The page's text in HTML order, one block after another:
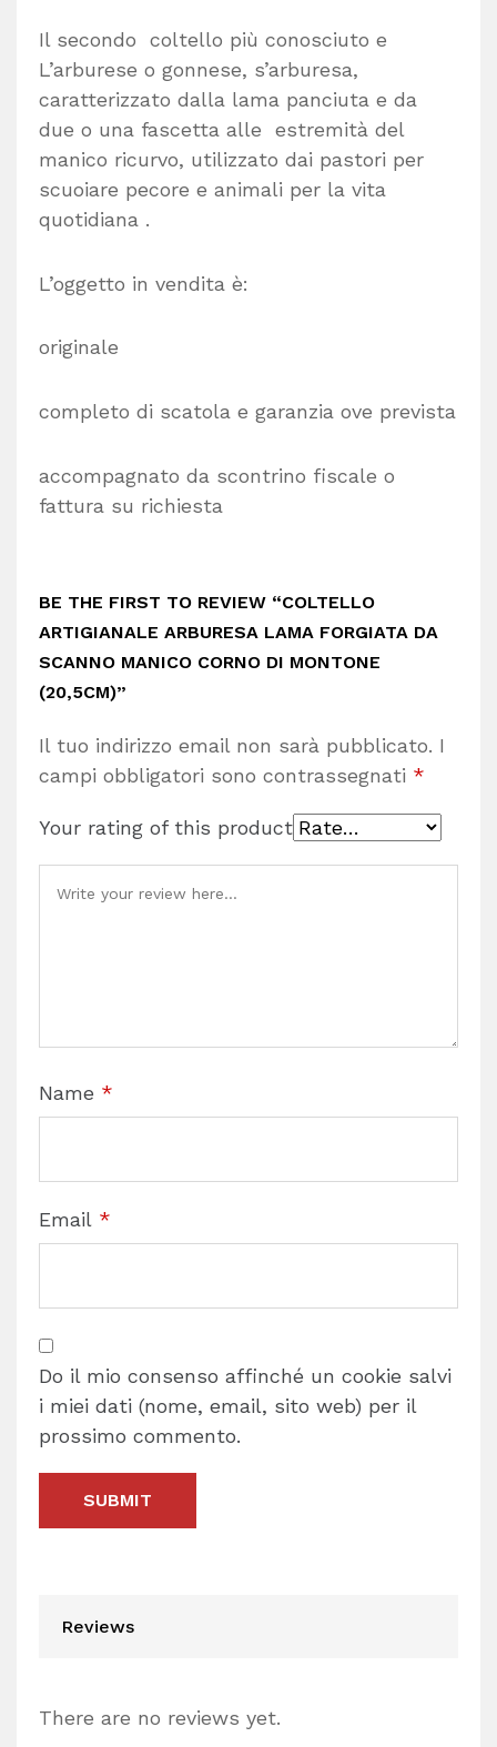
Il secondo coltello più conosciuto e
L’arburese o gonnese, s’arburesa,
caratterizzato dalla lama panciuta e da
due o una fascetta alle estremità del
manico ricurvo, utilizzato dai pastori per
scuoiare pecore e animali per la vita
quotidiana .
L’oggetto in vendita è:
originale
completo di scatola e garanzia ove prevista
accompagnato da scontrino fiscale o
fattura su richiesta
BE THE FIRST TO REVIEW “COLTELLO
ARTIGIANALE ARBURESA LAMA FORGIATA DA
SCANNO MANICO CORNO DI MONTONE
(20,5CM)”
Il tuo indirizzo email non sarà pubblicato. I
campi obbligatori sono contrassegnati *
Your rating of this product
Name *
Email *
Do il mio consenso affinché un cookie salvi
i miei dati (nome, email, sito web) per il
prossimo commento.
Reviews
There are no reviews yet.